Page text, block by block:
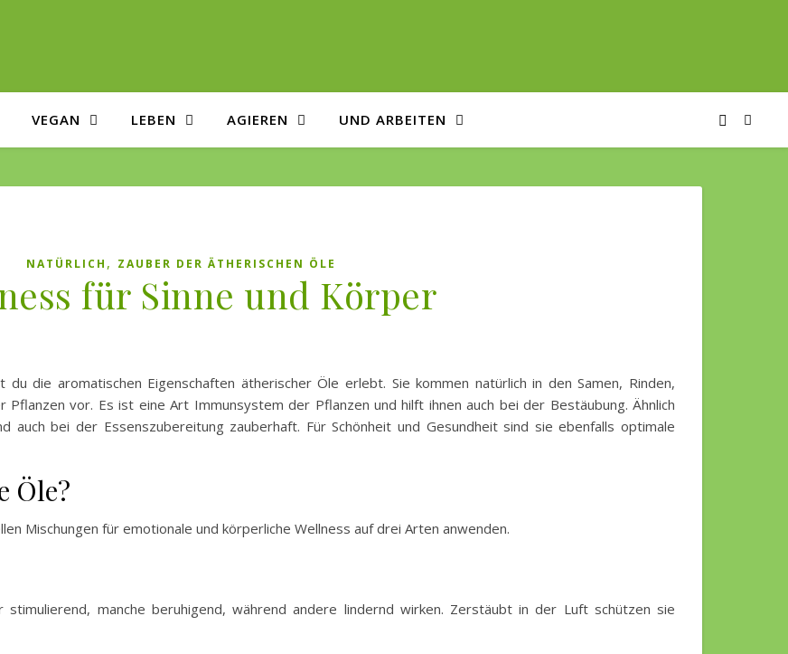
VEGAN LEBEN AGIEREN UND ARBEITEN
NATÜRLICH , ZAUBER DER ÄTHERISCHEN ÖLE
für Sinne und Körper
Pflanzen vor. Es ist eine Art Immunsystem der Pflanzen und hilft ihnen auch bei der Bestäubung. Ähnlich
auch bei der Essenszubereitung zauberhaft. Für Schönheit und Gesundheit sind sie ebenfalls optimale
Öle?
Mischungen für emotionale und körperliche Wellness auf drei Arten anwenden.
manche beruhigend, während andere lindernd wirken. Zerstäubt in der Luft schützen sie